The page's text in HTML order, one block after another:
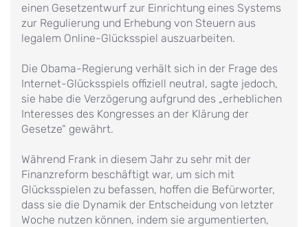
einen Gesetzentwurf zur Einrichtung eines Systems
zur Regulierung und Erhebung von Steuern aus
legalem Online-Glücksspiel auszuarbeiten.
Die Obama-Regierung verhält sich in der Frage des
Internet-Glücksspiels offiziell neutral, sagte jedoch,
sie habe die Verzögerung aufgrund des „erheblichen
Interesses des Kongresses an der Klärung der
Gesetze“ gewährt.
Während Frank in diesem Jahr zu sehr mit der
Finanzreform beschäftigt war, um sich mit
Glücksspielen zu befassen, hoffen die Befürworter,
dass sie die Dynamik der Entscheidung von letzter
Woche nutzen können, indem sie argumentierten,